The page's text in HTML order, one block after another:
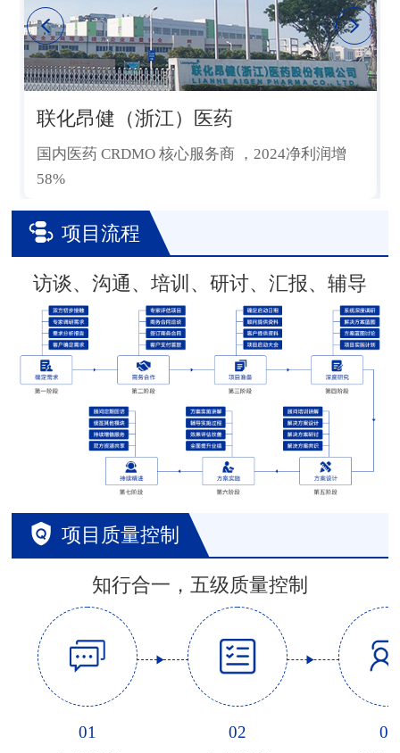
联化昂健（浙江）医药
国内医药 CRDMO 核心服务商 ，2024净利润增
58%
项目流程
访谈、沟通、培训、研讨、汇报、辅导
项目质量控制
知行合一，五级质量控制
01
02
03